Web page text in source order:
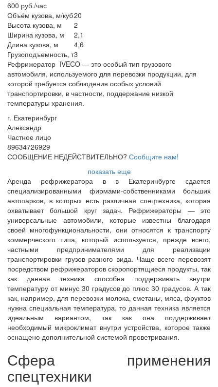
600 руб./час
Объём кузова, м/куб20
Высота кузова, м
2
Ширина кузова, м
2,1
Длина кузова, м
4,6
Грузоподъемность, т3
Рефрижератор IVECO — это особый тип грузового
автомобиля, используемого для перевозки продукции, для
которой требуется соблюдения особых условий
транспортировки, в частности, поддержание низкой
температуры хранения.
г. Екатеринбург
Александр
Частное лицо
89634726929
СООБЩЕНИЕ НЕДЕЙСТВИТЕЛЬНО? Сообщите нам!
показать еще
Аренда рефрижератора в в Екатеринбурге сдается
специализированными фирмами-собственниками больших
автопарков, в которых есть различная спецтехника, которая
охватывает большой круг задач. Рефрижераторы — это
универсальные автомобили, которые известны благодаря
своей многофункциональности, они относятся к транспорту
коммерческого типа, который используется, прежде всего,
частными предпринимателями для реализации
транспортировки грузов разного вида. Чаще всего перевозят
посредством рефрижераторов скоропортящиеся продукты, так
как данная техника способна поддерживать внутри
температуру от минус 30 градусов до плюс 30 градусов. А так
как, например, для перевозки молока, сметаны, мяса, фруктов
нужна специальная температура, то данная техника является
идеальным вариантом, так как она поддерживает
необходимый микроклимат внутри устройства, которое также
оснащено дополнительной системой проветривания.
Сфера применения
спецтехники